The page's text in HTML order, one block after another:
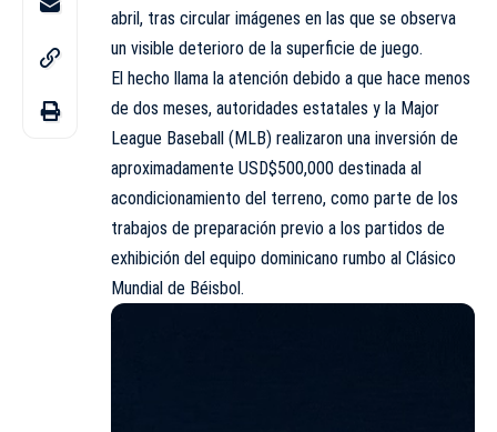
abril, tras circular imágenes en las que se observa
un visible deterioro de la superficie de juego.
El hecho llama la atención debido a que hace menos
de dos meses, autoridades estatales y la Major
League Baseball (MLB) realizaron una inversión de
aproximadamente USD$500,000 destinada al
acondicionamiento del terreno, como parte de los
trabajos de preparación previo a los partidos de
exhibición del equipo dominicano rumbo al Clásico
Mundial de Béisbol.